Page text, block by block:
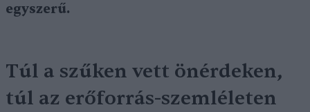
egyszerű.
Túl a szűken vett önérdeken,
túl az erőforrás-szemléleten